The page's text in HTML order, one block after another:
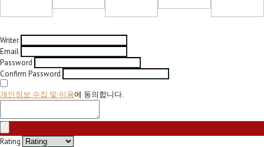
Writer
Email
Password
Confirm Password
개인정보 수집 및 이용에 동의합니다.
Rating